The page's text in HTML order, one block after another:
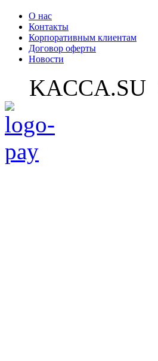
О нас
Контакты
Корпоративным клиентам
Договор оферты
Новости
KACCA.SU